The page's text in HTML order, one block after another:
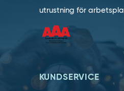
utrustning för
KUNDSERVICE